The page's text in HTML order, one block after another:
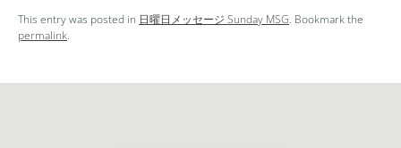
ー
This entry was posted in 日曜日メッセージ Sunday MSG. Bookmark the
permalink.